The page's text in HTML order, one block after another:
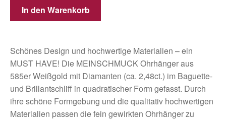
In den Warenkorb
Schönes Design und hochwertige Materialien – ein
MUST HAVE! Die MEINSCHMUCK Ohrhänger aus
585er Weißgold mit Diamanten (ca. 2,48ct.) im Baguette-
und Brillantschliff in quadratischer Form gefasst. Durch
ihre schöne Formgebung und die qualitativ hochwertigen
Materialien passen die fein gewirkten Ohrhänger zu